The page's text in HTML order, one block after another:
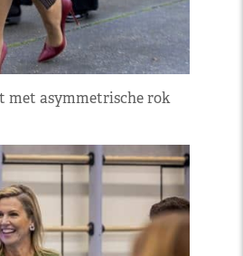
met asymmetrische rok